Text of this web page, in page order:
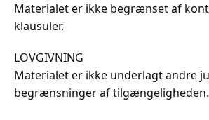
Materialet er ikke begrænset af
klausuler.
LOVGIVNING
Materialet er ikke underlagt andre
begrænsninger af tilgængeligheden.